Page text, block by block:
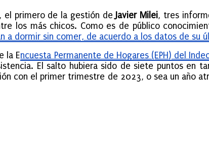
el primero de la gestión deJavier Milei, tres
los más chicos. Como es de público
a dormir sin comer, de acuerdo a los datos de su
la Encuesta Permanente de Hogares (EPH) del
El salto hubiera sido de siete puntos en
con el primer trimestre de 2023, o sea un año